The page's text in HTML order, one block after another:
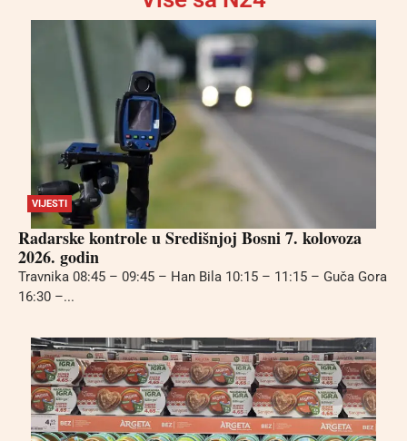
VIJESTI
Radarske kontrole u Središnjoj Bosni 7. kolovoza
2026. godin
Travnika 08:45 – 09:45 – Han Bila 10:15 – 11:15 – Guča Gora
16:30 –...